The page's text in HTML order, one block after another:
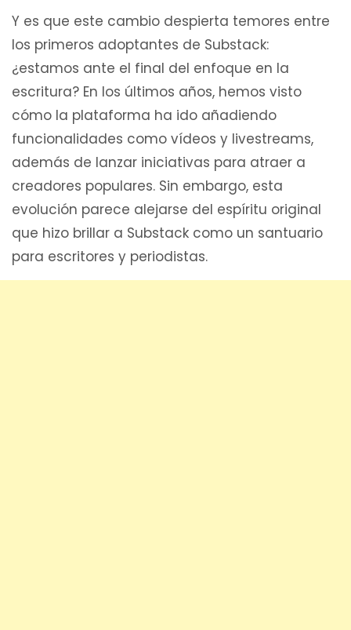
Y es que este cambio despierta temores entre
los primeros adoptantes de Substack:
¿estamos ante el final del enfoque en la
escritura? En los últimos años, hemos visto
cómo la plataforma ha ido añadiendo
funcionalidades como vídeos y livestreams,
además de lanzar iniciativas para atraer a
creadores populares. Sin embargo, esta
evolución parece alejarse del espíritu original
que hizo brillar a Substack como un santuario
para escritores y periodistas.